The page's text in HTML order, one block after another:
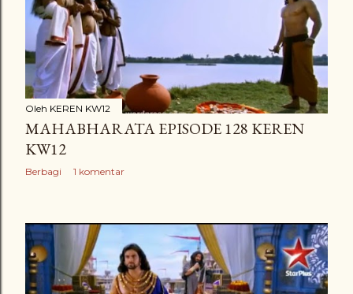
Oleh KEREN KW12
MAHABHARATA EPISODE 128 KEREN
KW12
Berbagi 1 komentar